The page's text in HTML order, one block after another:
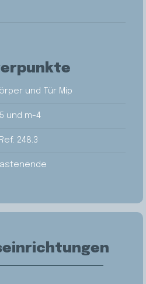
und Tür Mip
und m-4
248.3